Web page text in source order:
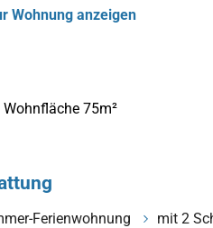
Wohnung anzeigen
Wohnfläche 75m²
Ferienwohnung mit 2